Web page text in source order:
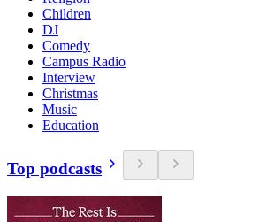
Children
DJ
Comedy
Campus Radio
Interview
Christmas
Music
Education
Top podcasts